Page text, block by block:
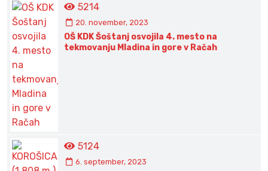
5214
20. november, 2023
OŠ KDK Šoštanj osvojila 4. mesto na
tekmovanju Mladina in gore v Račah
5124
6. september, 2023